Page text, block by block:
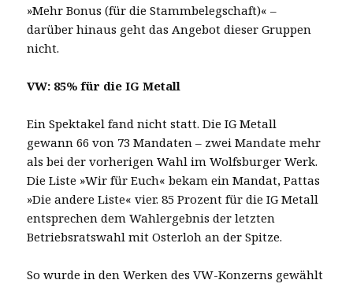
»Mehr Bonus (für die Stammbelegschaft)« –
darüber hinaus geht das Angebot dieser Gruppen
nicht.
VW: 85% für die IG Metall
Ein Spektakel fand nicht statt. Die IG Metall
gewann 66 von 73 Mandaten – zwei Mandate mehr
als bei der vorherigen Wahl im Wolfsburger Werk.
Die Liste »Wir für Euch« bekam ein Mandat, Pattas
»Die andere Liste« vier. 85 Prozent für die IG Metall
entsprechen dem Wahlergebnis der letzten
Betriebsratswahl mit Osterloh an der Spitze.
So wurde in den Werken des VW-Konzerns gewählt